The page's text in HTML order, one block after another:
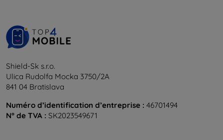
Shield-Sk s.r.o.
Ulica Rudolfa Mocka 3750/2A
841 04 Bratislava
Numéro d’identification d’entreprise : 46701494
N° de TVA : SK2023549671